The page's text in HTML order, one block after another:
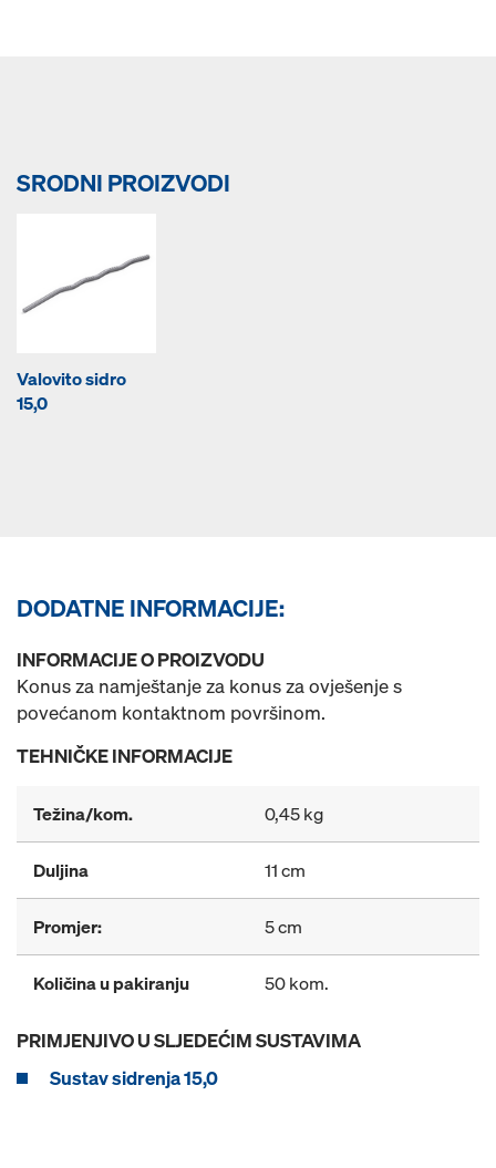
SRODNI PROIZVODI
Valovito sidro
15,0
DODATNE INFORMACIJE:
INFORMACIJE O PROIZVODU
Konus za namještanje za konus za ovješenje s
povećanom kontaktnom površinom.
TEHNIČKE INFORMACIJE
Težina/kom. 0,45 kg
Duljina 11 cm
Promjer: 5 cm
Količina u pakiranju 50 kom.
PRIMJENJIVO U SLJEDEĆIM SUSTAVIMA
Sustav sidrenja 15,0